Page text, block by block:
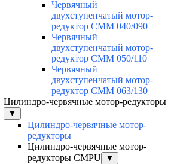
Червячный
двухступенчатый мотор-
редуктор CMM 040/090
Червячный
двухступенчатый мотор-
редуктор CMM 050/110
Червячный
двухступенчатый мотор-
редуктор CMM 063/130
Цилиндро-червячные мотор-редукторы
▼
Цилиндро-червячные мотор-
редукторы
Цилиндро-червячные мотор-
редукторы CMPU
▼